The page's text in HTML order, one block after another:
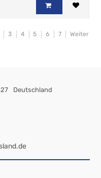
3 4 5 6 7 Weiter
Deutschland